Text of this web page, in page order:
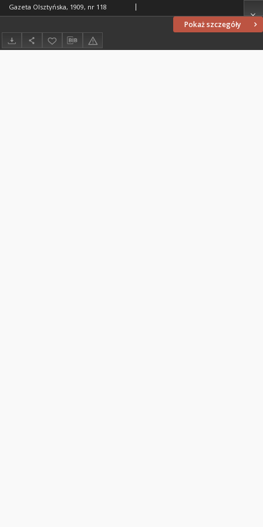
Pokaż szczegóły
Gazeta Olsztyńska, 1909, nr 118